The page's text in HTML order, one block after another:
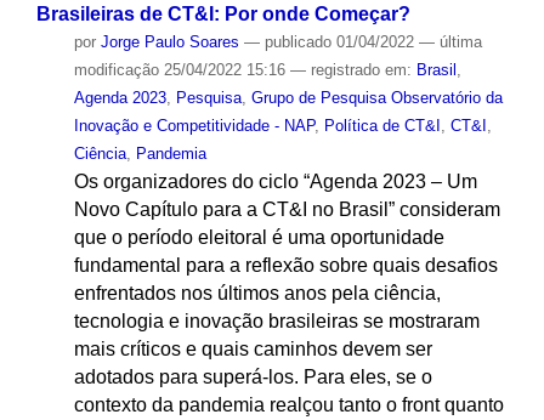
Brasileiras de CT&I: Por onde Começar?
por Jorge Paulo Soares — publicado01/04/2022 — última
modificação25/04/2022 15:16 — registrado em: Brasil
Agenda 2023, Pesquisa, Grupo de Pesquisa Observatório da
Inovação e Competitividade - NAP, Política de CT&I CT&I
Ciência, Pandemia
Os organizadores do ciclo “Agenda 2023 – Um
Novo Capítulo para a CT&I no Brasil” consideram
que o período eleitoral é uma oportunidade
fundamental para a reflexão sobre quais desafios
enfrentados nos últimos anos pela ciência,
tecnologia e inovação brasileiras se mostraram
mais críticos e quais caminhos devem ser
adotados para superá-los. Para eles, se o
contexto da pandemia realçou tanto o front quanto